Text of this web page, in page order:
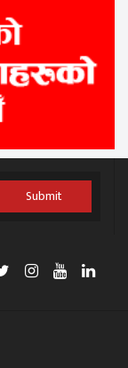
Submit